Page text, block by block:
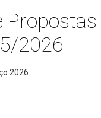
2026
2026